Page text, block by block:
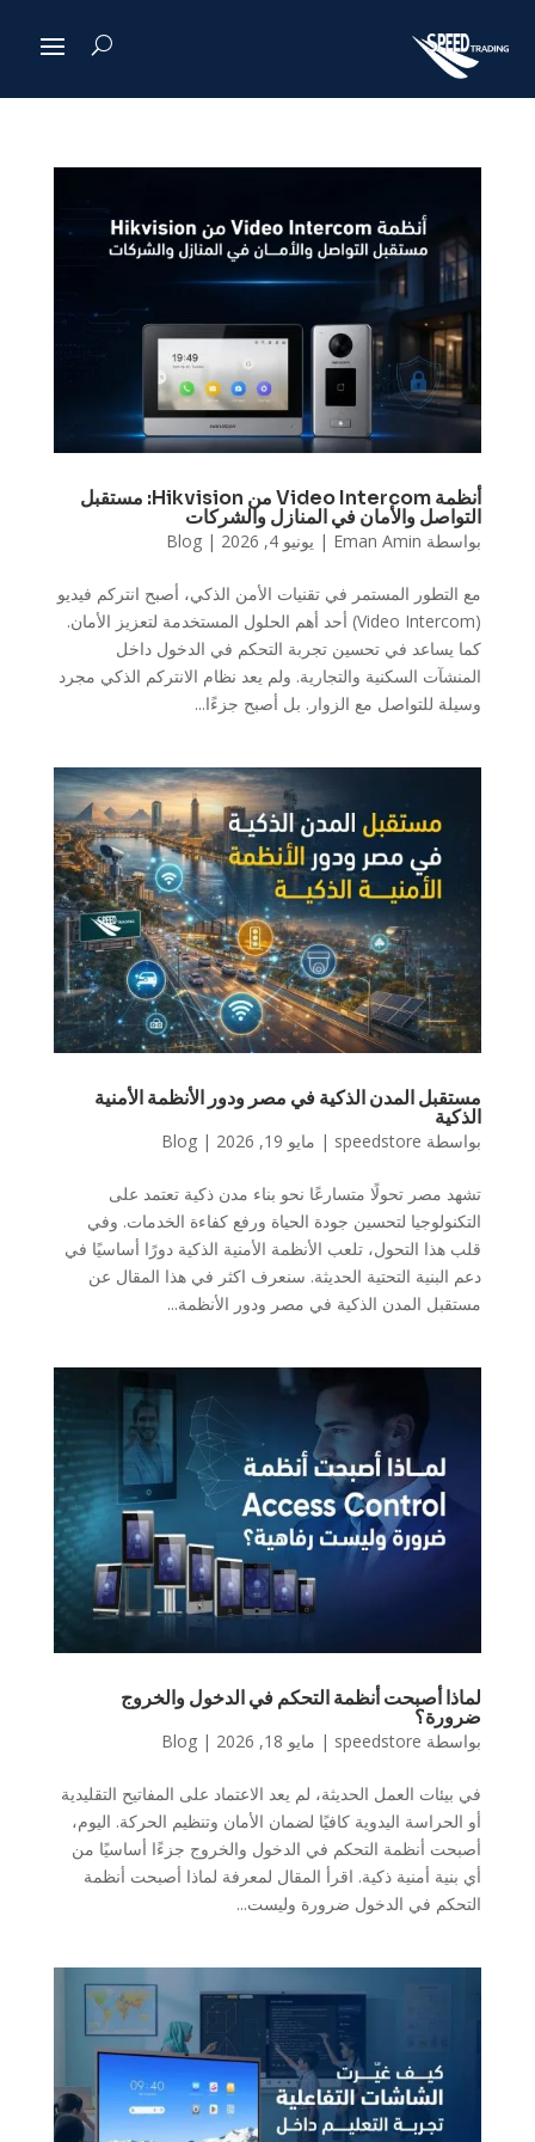
أنظمة Video Intercom من Hikvision: مستقبل
التواصل والأمان في المنازل والشركات
بواسطة Eman Amin
| يونيو 4, 2026 |
Blog
مع التطور المستمر في تقنيات الأمن الذكي، أصبح انتركم فيديو
(Video Intercom) أحد أهم الحلول المستخدمة لتعزيز الأمان.
كما يساعد في تحسين تجربة التحكم في الدخول داخل
المنشآت السكنية والتجارية. ولم يعد نظام الانتركم الذكي مجرد
وسيلة للتواصل مع الزوار. بل أصبح جزءًا...
مستقبل المدن الذكية في مصر ودور الأنظمة الأمنية
الذكية
بواسطة speedstore
| مايو 19, 2026 |
Blog
تشهد مصر تحولًا متسارعًا نحو بناء مدن ذكية تعتمد على
التكنولوجيا لتحسين جودة الحياة ورفع كفاءة الخدمات. وفي
قلب هذا التحول، تلعب الأنظمة الأمنية الذكية دورًا أساسيًا في
دعم البنية التحتية الحديثة. سنعرف اكثر في هذا المقال عن
مستقبل المدن الذكية في مصر ودور الأنظمة...
لماذا أصبحت أنظمة التحكم في الدخول والخروج
ضرورة؟
بواسطة speedstore
| مايو 18, 2026 |
Blog
في بيئات العمل الحديثة، لم يعد الاعتماد على المفاتيح التقليدية
أو الحراسة اليدوية كافيًا لضمان الأمان وتنظيم الحركة. اليوم،
أصبحت أنظمة التحكم في الدخول والخروج جزءًا أساسيًا من
أي بنية أمنية ذكية. اقرأ المقال لمعرفة لماذا أصبحت أنظمة
التحكم في الدخول ضرورة وليست...